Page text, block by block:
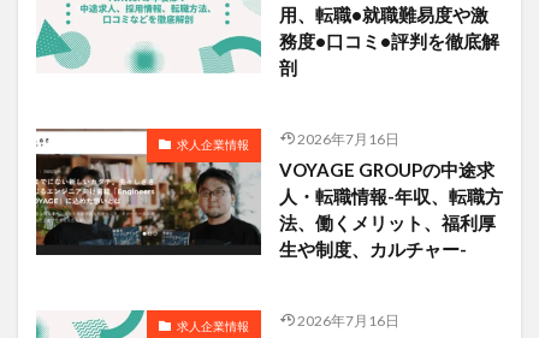
用、転職•就職難易度や激
務度•口コミ•評判を徹底解
剖
求人企業情報 2026年7月16日
VOYAGE GROUPの中途求
人・転職情報-年収、転職方
法、働くメリット、福利厚
生や制度、カルチャー-
求人企業情報 2026年7月16日